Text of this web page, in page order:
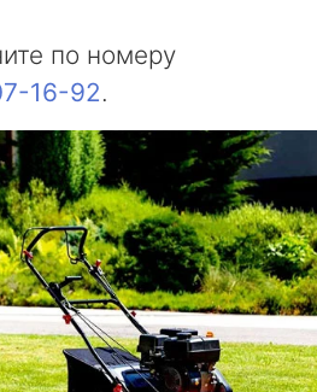
по номеру
16-92.